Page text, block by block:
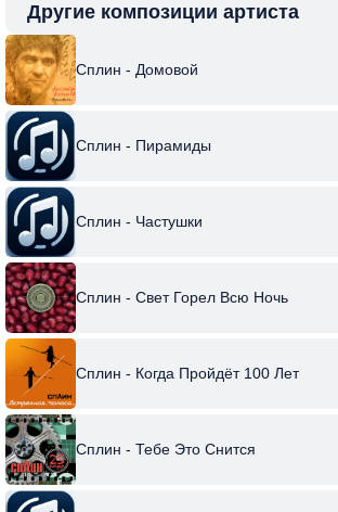
Другие композиции артиста
Сплин - Домовой
Сплин - Пирамиды
Сплин - Частушки
Сплин - Свет Горел Всю Ночь
Сплин - Когда Пройдёт 100 Лет
Сплин - Тебе Это Снится